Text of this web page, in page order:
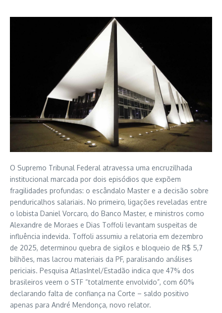
O Supremo Tribunal Federal atravessa uma encruzilhada
institucional marcada por dois episódios que expõem
fragilidades profundas: o escândalo Master e a decisão sobre
penduricalhos salariais. No primeiro, ligações reveladas entre
o lobista Daniel Vorcaro, do Banco Master, e ministros como
Alexandre de Moraes e Dias Toffoli levantam suspeitas de
influência indevida. Toffoli assumiu a relatoria em dezembro
de 2025, determinou quebra de sigilos e bloqueio de R$ 5,7
bilhões, mas lacrou materiais da PF, paralisando análises
periciais. Pesquisa AtlasIntel/Estadão indica que 47% dos
brasileiros veem o STF “totalmente envolvido”, com 60%
declarando falta de confiança na Corte – saldo positivo
apenas para André Mendonça, novo relator.